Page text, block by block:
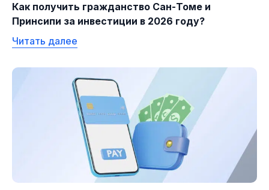
Как получить гражданство Сан-Томе и
Принсипи за инвестиции в 2026 году?
Читать далее